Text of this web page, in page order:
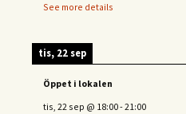
See more details
tis, 22 sep
Öppet i lokalen
tis, 22 sep @ 18:00-21:00